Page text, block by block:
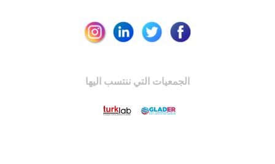
الجمعيات التي ننتسب اليها